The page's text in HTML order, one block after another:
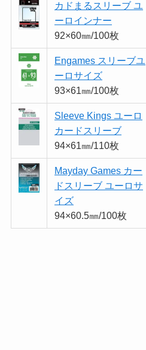
カドまるスリーブ ユ
ーロインナー
92×60㎜/100枚
Engames スリーブユ
ーロサイズ
93×61㎜/100枚
Sleeve Kings ユーロ
カードスリーブ
94×61㎜/110枚
Mayday Games カー
ドスリーブ ユーロサ
イズ
94×60.5㎜/100枚